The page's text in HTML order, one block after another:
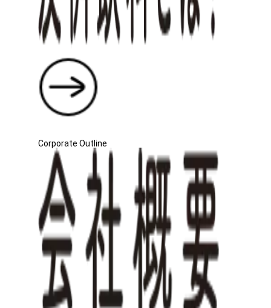
Corporate Outline